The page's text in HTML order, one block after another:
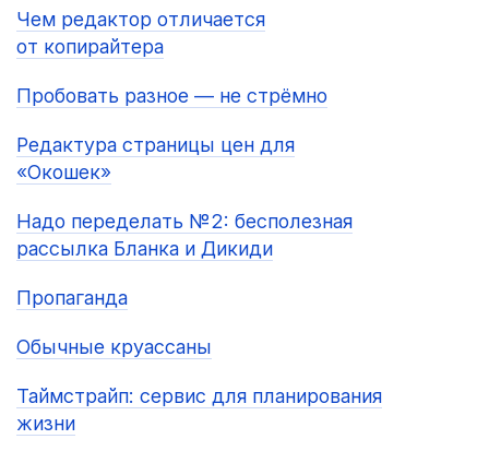
Чем редактор отличается
от копирайтера
Пробовать разное — не стрёмно
Редактура страницы цен для
«Окошек»
Надо переделать №2: бесполезная
рассылка Бланка и Дикиди
Пропаганда
Обычные круассаны
Таймстрайп: сервис для планирования
жизни